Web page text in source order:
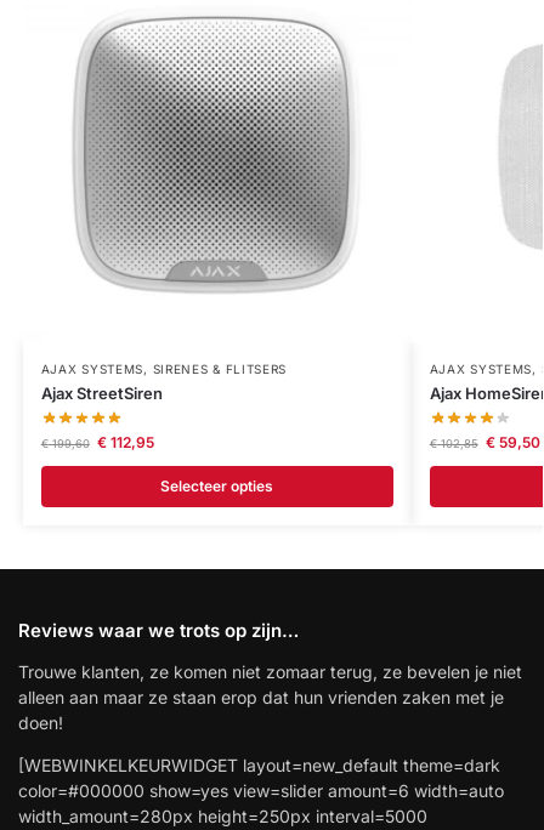
AJAX SYSTEMS, SIRENES & FLITSERS
Ajax StreetSiren
€199,60 €112,95
Selecteer opties
AJAX SYSTEMS,
Ajax
€102,85 €59,50
Reviews waar we trots op zijn…
Trouwe klanten, ze komen niet zomaar terug, ze bevelen je niet
alleen aan maar ze staan erop dat hun vrienden zaken met je
doen!
[WEBWINKELKEURWIDGET layout=new_default theme=dark
color=#000000 show=yes view=slider amount=6 width=auto
width_amount=280px height=250px interval=5000